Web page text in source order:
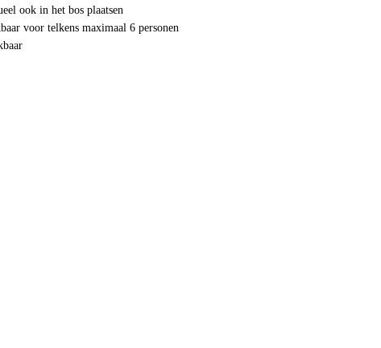
ook in het bos plaatsen
voor telkens maximaal 6 personen